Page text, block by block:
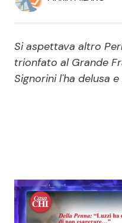
Economia
Persone Scomparse
Politica
News Cinema
News Musica
Si aspettava altro
trionfato al Grande
Signorini l'ha delusa